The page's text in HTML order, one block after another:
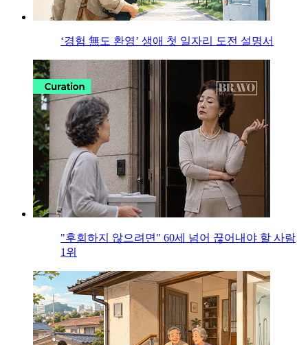
‘경험 無도 환영’ 생애 첫 일자리 도전 설명서
"후회하지 않으려면" 60세 넘어 끊어내야 할 사람
1위